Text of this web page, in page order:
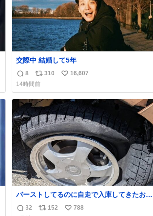
交際中 結婚して5年
返
信
数
8
リ
ポ
ス
ト
数
310
い
ね
数
16,607
14時間前
バーストしてるのに自走で入庫してきたお客
さん バーストしたならその場で動かないで助
け呼んで下さい😰 保険にロードサービス付い
返
32
リ
152
い
788